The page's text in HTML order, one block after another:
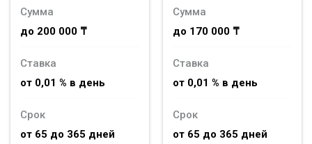
Сумма
до 200 000 ₸
Ставка
от 0,01 % в день
Срок
от 65 до 365 дней
Сумма
до 170 000 ₸
Ставка
от 0,01 % в день
Срок
от 65 до 365 дней